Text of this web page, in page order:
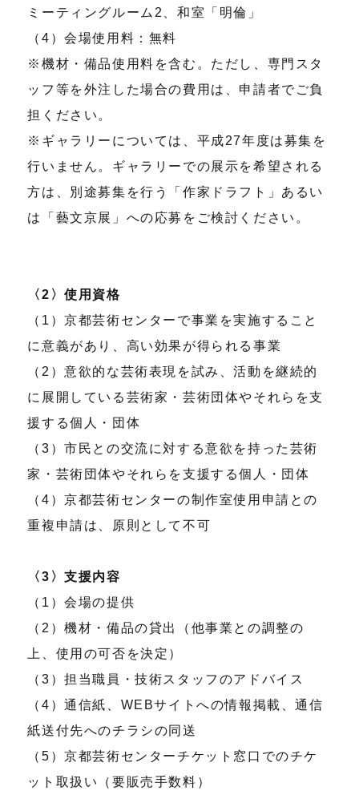
ミーティングルーム2、和室「明倫」
（4）会場使用料：無料
※機材・備品使用料を含む。ただし、専門スタ
ッフ等を外注した場合の費用は、申請者でご負
担ください。
※ギャラリーについては、平成27年度は募集を
行いません。ギャラリーでの展示を希望される
方は、別途募集を行う「作家ドラフト」あるい
は「藝文京展」への応募をご検討ください。
〈2〉使用資格
（1）京都芸術センターで事業を実施すること
に意義があり、高い効果が得られる事業
（2）意欲的な芸術表現を試み、活動を継続的
に展開している芸術家・芸術団体やそれらを支
援する個人・団体
（3）市民との交流に対する意欲を持った芸術
家・芸術団体やそれらを支援する個人・団体
（4）京都芸術センターの制作室使用申請との
重複申請は、原則として不可
〈3〉支援内容
（1）会場の提供
（2）機材・備品の貸出（他事業との調整の
上、使用の可否を決定）
（3）担当職員・技術スタッフのアドバイス
（4）通信紙、WEBサイトへの情報掲載、通信
紙送付先へのチラシの同送
（5）京都芸術センターチケット窓口でのチケ
ット取扱い（要販売手数料）